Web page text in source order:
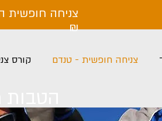
₪
צניחה חופשית - טנדם קורס